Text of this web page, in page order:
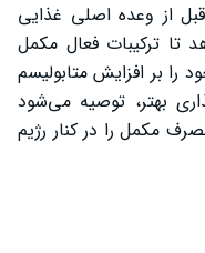
۲۰ تا ۳۰ دقیقه قبل از وعده اصلی غذایی
ترکیبات فعال مکمل
را بر افزایش متابولیسم
بهتر، توصیه می‌شود
مکمل را در کنار رژیم